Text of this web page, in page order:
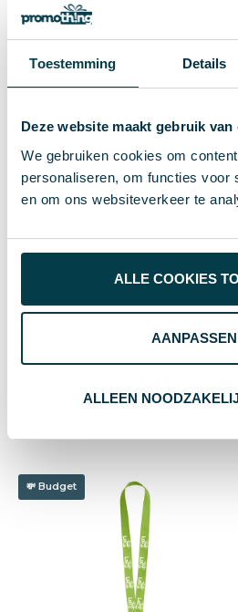
Toestemming Details
Deze website maakt gebruik van
We gebruiken cookies om
personaliseren, om functies voor
en om ons websiteverkeer te
ALLE COOKIES
AANPASSEN
ALLEEN
Inhoud
Merk
EAN-code
Materiaal
Artikelnummer
Kleur
Breedte 56
2 cm
Budget